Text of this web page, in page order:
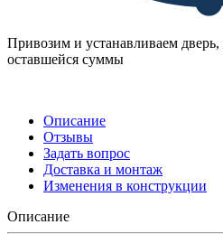
Привозим и устанавливаем
оставшейся суммы
Описание
Отзывы
Задать вопрос
Доставка и монтаж
Изменения в конструкции
Описание